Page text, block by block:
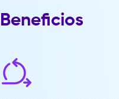
Beneficios